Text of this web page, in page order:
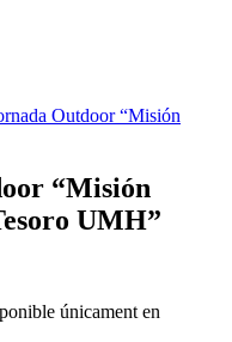
Outdoor “Misión
“Misión
UMH”
únicament en